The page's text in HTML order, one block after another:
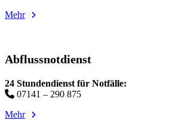
Mehr
Abflussnotdienst
24 Stundendienst für Notfälle:
07141 – 290 875
Mehr